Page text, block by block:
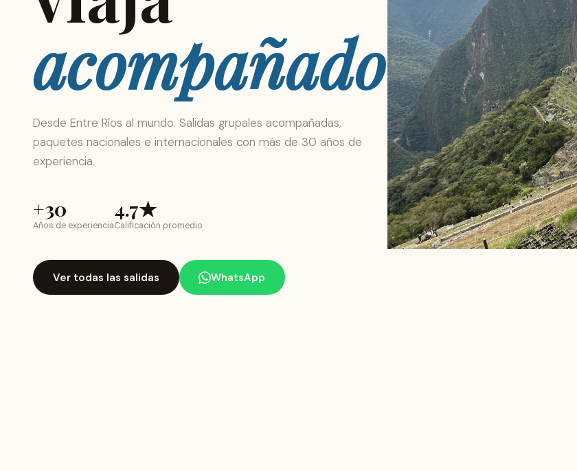
acompañado
Desde Entre Ríos al mundo. Salidas grupales acompañadas,
paquetes nacionales e internacionales con más de 30 años de
experiencia.
+30
Años de experiencia
4.7★
Calificación promedio
Ver todas las salidas WhatsApp